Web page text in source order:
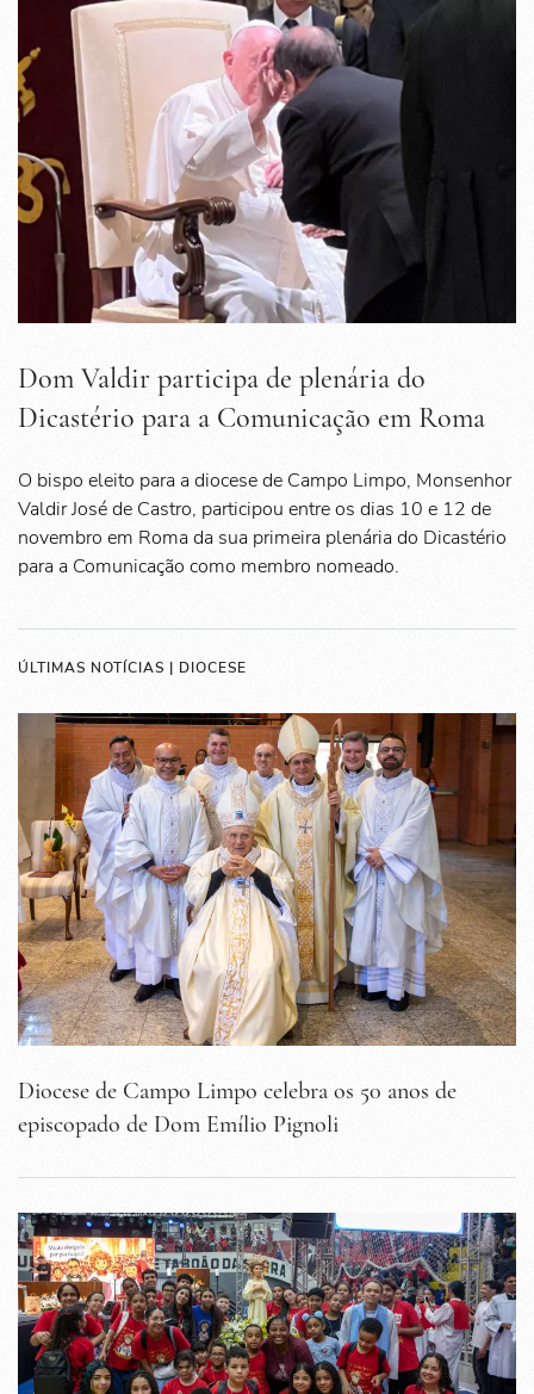
Dom Valdir participa de plenária do
Dicastério para a Comunicação em Roma
O bispo eleito para a diocese de Campo Limpo, Monsenhor
Valdir José de Castro, participou entre os dias 10 e 12 de
novembro em Roma da sua primeira plenária do Dicastério
para a Comunicação como membro nomeado.
ÚLTIMAS NOTÍCIAS | DIOCESE
Diocese de Campo Limpo celebra os 50 anos de
episcopado de Dom Emílio Pignoli